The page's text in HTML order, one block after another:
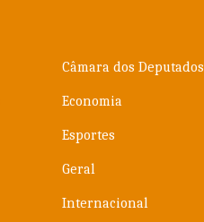
Câmara dos Deputados
Economia
Esportes
Geral
Internacional